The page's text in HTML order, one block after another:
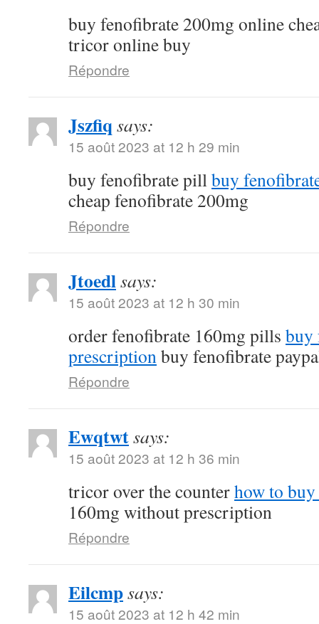
buy fenofibrate 200mg online
tricor online buy
Répondre
Jszfiq says:
15 août 2023 at 12 h 29 min
buy fenofibrate pillbuy
cheap fenofibrate 200mg
Répondre
Jtoedlsays:
15 août 2023 at 12 h 30 min
order fenofibrate 160mg pills buy
prescriptionbuy fenofibrate
Répondre
Ewqtwtsays:
15 août 2023 at 12 h 36 min
tricor over the counterhow to
160mg without prescription
Répondre
Eilcmpsays:
15 août 2023 at 12 h 42 min